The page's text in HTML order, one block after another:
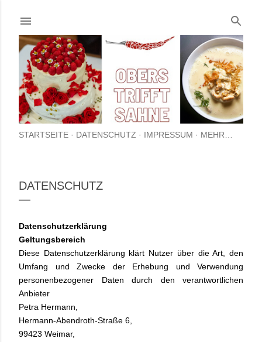
STARTSEITE DATENSCHUTZ IMPRESSUM MEHR…
DATENSCHUTZ
Datenschutzerklärung
Geltungsbereich
Diese Datenschutzerklärung klärt Nutzer über die Art, den
Umfang und Zwecke der Erhebung und Verwendung
personenbezogener Daten durch den verantwortlichen
Anbieter
Petra Hermann,
Hermann-Abendroth-Straße 6,
99423 Weimar,